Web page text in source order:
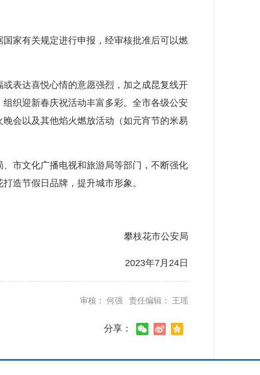
家有关规定进行申报，经审核批准后可以燃
表达喜悦心情的意愿强烈，加之成昆复线开
织迎新春庆祝活动丰富多彩。全市各级公安
会以及其他焰火燃放活动（如元宵节的米易
市文化广播电视和旅游局等部门，不断强化
造节假日品牌，提升城市形象。
攀枝花市公安局
2023年7月24日
审核： 何强 责任编辑： 王瑶
分享：